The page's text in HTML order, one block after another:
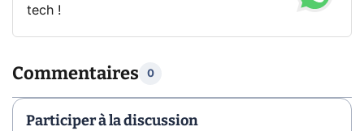
tech !
Commentaires 0
Participer à la discussion